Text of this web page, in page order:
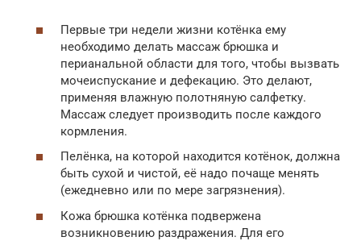
Первые три недели жизни котёнка ему
необходимо делать массаж брюшка и
перианальной области для того, чтобы вызвать
мочеиспускание и дефекацию. Это делают,
применяя влажную полотняную салфетку.
Массаж следует производить после каждого
кормления.
Пелёнка, на которой находится котёнок, должна
быть сухой и чистой, её надо почаще менять
(ежедневно или по мере загрязнения).
Кожа брюшка котёнка подвержена
возникновению раздражения. Для его